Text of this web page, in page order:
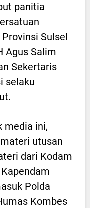
panitia
Sulsel
Agus Salim
Sekertaris
selaku
media ini,
utusan
dari Kodam
Polda
Kombes